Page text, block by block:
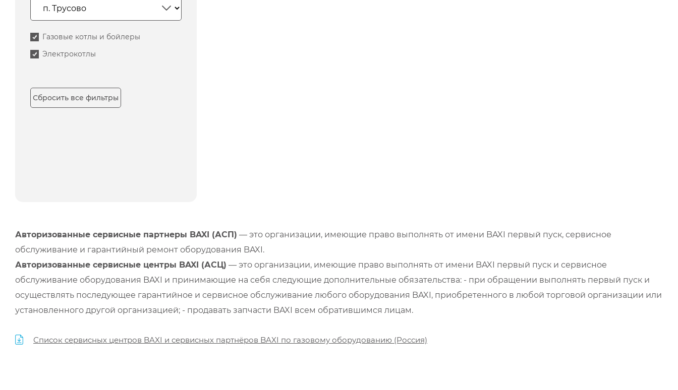
Газовые котлы и бойлеры
Электрокотлы
Сбросить все фильтры
Авторизованные сервисные партнеры BAXI (АСП) — это организации, имеющие право выполнять от имени BAXI первый пуск, сервисное
обслуживание и гарантийный ремонт оборудования BAXI.
Авторизованные сервисные центры BAXI (АСЦ) — это организации, имеющие право выполнять от имени BAXI первый пуск и сервисное
обслуживание оборудования BAXI и принимающие на себя следующие дополнительные обязательства: - при обращении выполнять первый пуск и
осуществлять последующее гарантийное и сервисное обслуживание любого оборудования BAXI, приобретенного в любой торговой организации или
установленного другой организацией; - продавать запчасти BAXI всем обратившимся лицам.
Список сервисных центров BAXI и сервисных партнёров BAXI по газовому оборудованию (Россия)